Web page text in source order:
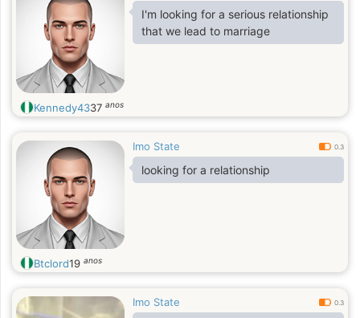
I'm looking for a serious relationship
that we lead to marriage
Kennedy4337 anos
Imo State 0.3
looking for a relationship
Btclord19 anos
Imo State 0.3